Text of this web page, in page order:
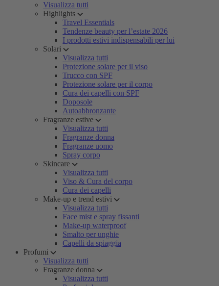
Visualizza tutti
Highlights
Travel Essentials
Tendenze beauty per l’estate 2026
I prodotti estivi indispensabili per lui
Solari
Visualizza tutti
Protezione solare per il viso
Trucco con SPF
Protezione solare per il corpo
Cura dei capelli con SPF
Doposole
Autoabbronzante
Fragranze estive
Visualizza tutti
Fragranze donna
Fragranze uomo
Spray corpo
Skincare
Visualizza tutti
Viso & Cura del corpo
Cura dei capelli
Make-up e trend estivi
Visualizza tutti
Face mist e spray fissanti
Make-up waterproof
Smalto per unghie
Capelli da spiaggia
Profumi
Visualizza tutti
Fragranze donna
Visualizza tutti